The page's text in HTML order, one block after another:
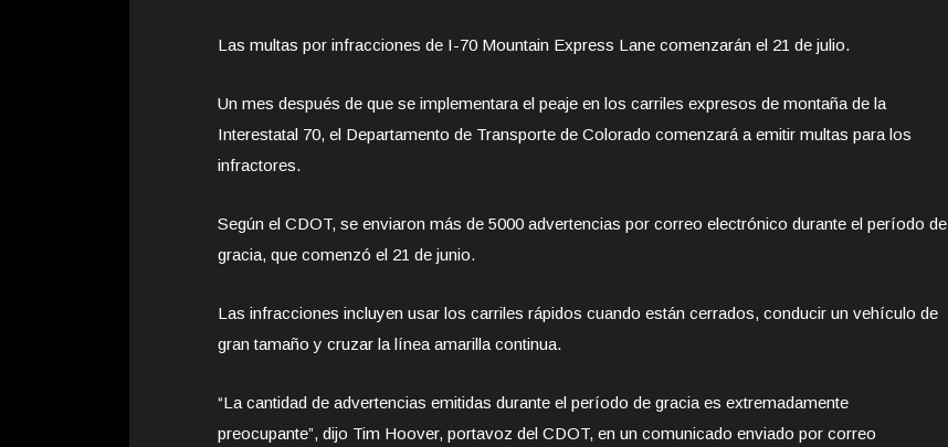
Las multas por infracciones de I-70 Mountain Express Lane comenzarán el 21 de julio.
Un mes después de que se implementara el peaje en los carriles expresos de montaña de la
Interestatal 70, el Departamento de Transporte de Colorado comenzará a emitir multas para los
infractores.
Según el CDOT, se enviaron más de 5000 advertencias por correo electrónico durante el período de
gracia, que comenzó el 21 de junio.
Las infracciones incluyen usar los carriles rápidos cuando están cerrados, conducir un vehículo de
gran tamaño y cruzar la línea amarilla continua.
“La cantidad de advertencias emitidas durante el período de gracia es extremadamente
preocupante”, dijo Tim Hoover, portavoz del CDOT, en un comunicado enviado por correo